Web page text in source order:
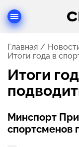
Главная
Итоги года в
Итоги
Минспорт
спортсменов